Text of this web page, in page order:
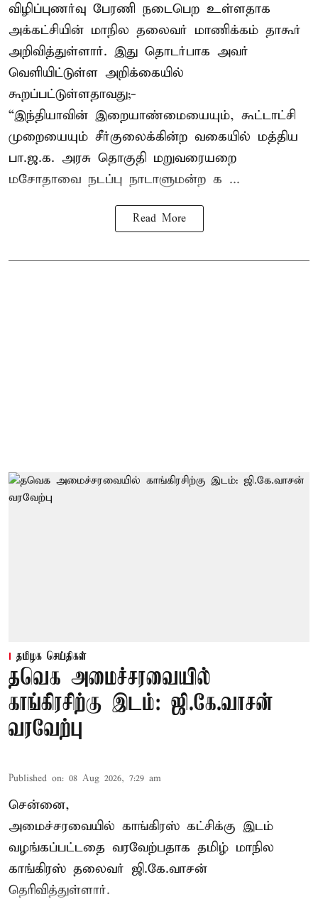
விழிப்புணர்வு பேரணி நடைபெற உள்ளதாக
அக்கட்சியின் மாநில தலைவர் மாணிக்கம் தாகூர்
அறிவித்துள்ளார். இது தொடர்பாக அவர்
வெளியிட்டுள்ள அறிக்கையில்
கூறப்பட்டுள்ளதாவது;-
“இந்தியாவின் இறையாண்மையையும், கூட்டாட்சி
முறையையும் சீர்குலைக்கின்ற வகையில் மத்திய
பா.ஜ.க. அரசு தொகுதி மறுவரையறை
மசோதாவை நடப்பு நாடாளுமன்ற க ...
Read More
தமிழக செய்திகள்
தவெக அமைச்சரவையில்
காங்கிரசிற்கு இடம்: ஜி.கே.வாசன்
வரவேற்பு
Published on: 08 Aug 2026, 7:29 am
சென்னை,
அமைச்சரவையில் காங்கிரஸ் கட்சிக்கு இடம்
வழங்கப்பட்டதை வரவேற்பதாக தமிழ் மாநில
காங்கிரஸ் தலைவர் ஜி.கே.வாசன்
தெரிவித்துள்ளார்.